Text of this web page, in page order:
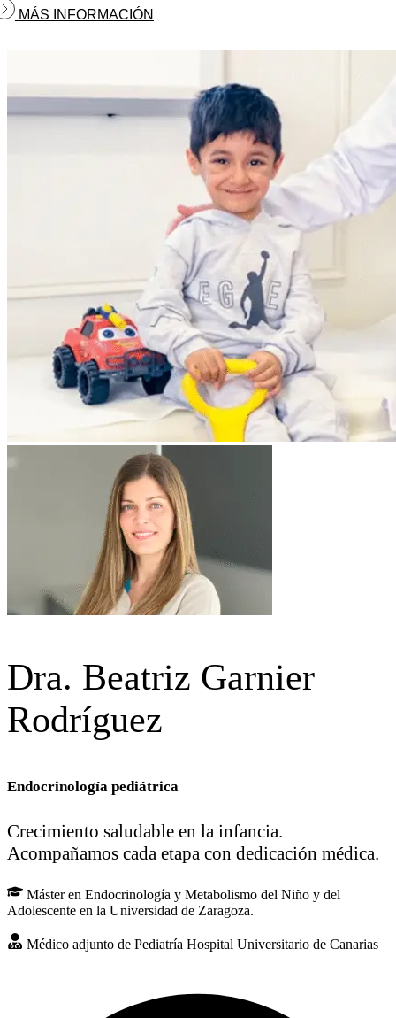
MÁS INFORMACIÓN
Dra. Beatriz Garnier
Rodríguez
Endocrinología pediátrica
Crecimiento saludable en la infancia.
Acompañamos cada etapa con dedicación médica.
Máster en Endocrinología y Metabolismo del Niño y del
Adolescente en la Universidad de Zaragoza.
Médico adjunto de Pediatría Hospital Universitario de Canarias